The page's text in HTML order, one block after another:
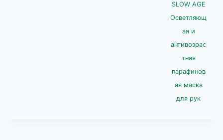
SLOW AGE
Осветляющ
ая и
антивозрас
тная
парафинов
ая маска
для рук